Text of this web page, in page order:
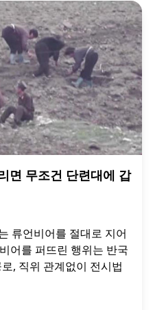
면 무조건 단련대에 갑
류언비어를 절대로 지어
어를 퍼뜨린 행위는 반국
, 직위 관계없이 전시법